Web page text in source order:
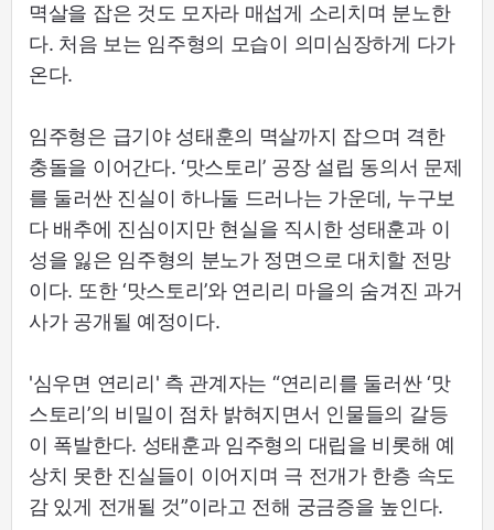
멱살을 잡은 것도 모자라 매섭게 소리치며 분노한
다. 처음 보는 임주형의 모습이 의미심장하게 다가
온다.
임주형은 급기야 성태훈의 멱살까지 잡으며 격한
충돌을 이어간다. ‘맛스토리’ 공장 설립 동의서 문제
를 둘러싼 진실이 하나둘 드러나는 가운데, 누구보
다 배추에 진심이지만 현실을 직시한 성태훈과 이
성을 잃은 임주형의 분노가 정면으로 대치할 전망
이다. 또한 ‘맛스토리’와 연리리 마을의 숨겨진 과거
사가 공개될 예정이다.
'심우면 연리리' 측 관계자는 “연리리를 둘러싼 ‘맛
스토리’의 비밀이 점차 밝혀지면서 인물들의 갈등
이 폭발한다. 성태훈과 임주형의 대립을 비롯해 예
상치 못한 진실들이 이어지며 극 전개가 한층 속도
감 있게 전개될 것”이라고 전해 궁금증을 높인다.